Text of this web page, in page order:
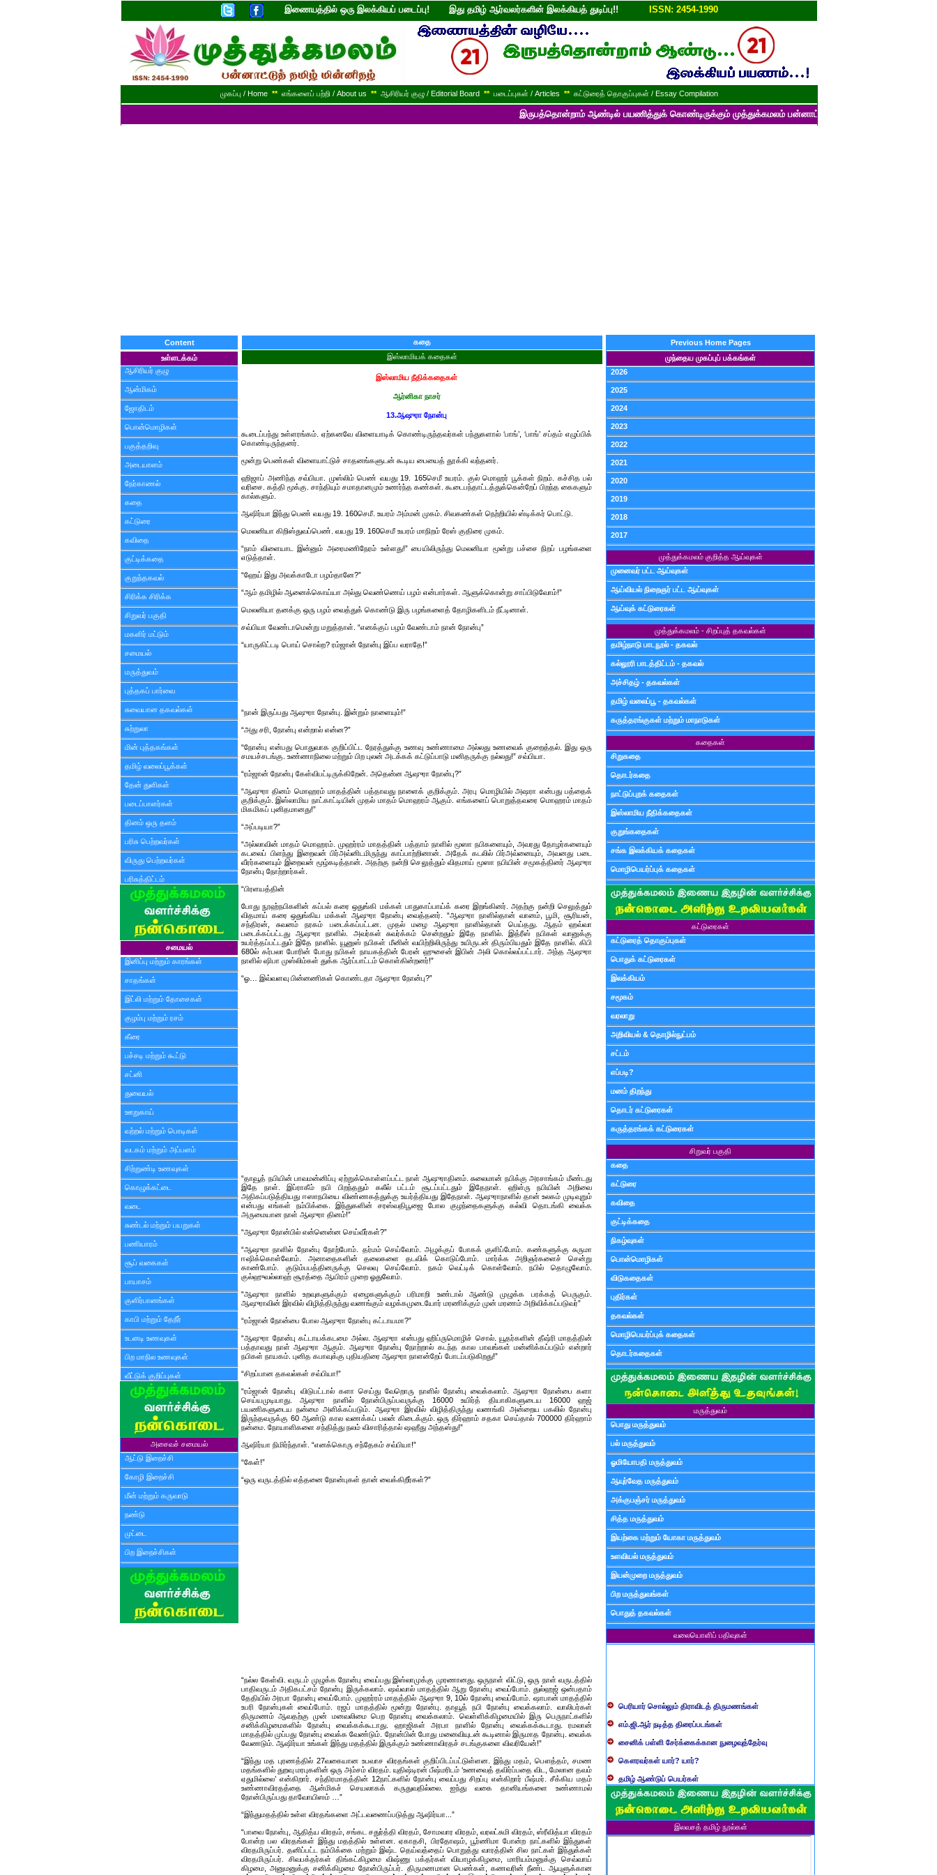
இணையத்தில் ஒரு இலக்கியப் படைப்பு! இது தமிழ் ஆர்வலர்களின் இலக்கியத் துடிப்பு!! ISSN: 2454-1990
முகப்பு / Home ** எங்களைப் பற்றி / About us ** ஆசிரியர் குழு / Editorial Board ** படைப்புகள் / Articles ** கட்டுரைத் தொகுப்புகள் / Essay Compilation
இருபத்தொன்றாம் ஆண்டில் பயணித்துக் கொண்டிருக்கும் முத்துக்கமலம் பன்னாட்டுத் தமிழ் மின்னிதழின்
Content
உள்ளடக்கம்
ஆசிரியர் குழு
ஆன்மிகம்
ஜோதிடம்
பொன்மொழிகள்
பகுத்தறிவு
அடையாளம்
நேர்காணல்
கதை
கட்டுரை
கவிதை
குட்டிக்கதை
குறுந்தகவல்
சிரிக்க சிரிக்க
சிறுவர் பகுதி
மகளிர் மட்டும்
சமையல்
மருத்துவம்
புத்தகப் பார்வை
சுவையான தகவல்கள்
சுற்றுலா
மின் புத்தகங்கள்
தமிழ் வலைப்பூக்கள்
தேன் துளிகள்
படைப்பாளர்கள்
தினம் ஒரு தளம்
பரிசு பெற்றவர்கள்
விருது பெற்றவர்கள்
பரிசுத்திட்டம்
சமையல்
இனிப்பு மற்றும் காரங்கள்
சாதங்கள்
இட்லி மற்றும் தோசைகள்
குழம்பு மற்றும் ரசம்
கீரை
பச்சடி மற்றும் கூட்டு
சட்னி
துவையல்
ஊறுகாய்
வற்றல் மற்றும் பொடிகள்
வடகம் மற்றும் அப்பளம்
சிற்றுண்டி உணவுகள்
கொழுக்கட்டை
வடை
சுண்டல் மற்றும் பயறுகள்
பணியாரம்
சூப் வகைகள்
பாயாசம்
குளிர்பானங்கள்
காபி மற்றும் தேநீர்
உடனடி உணவுகள்
பிற மாநில உணவுகள்
வீட்டுக் குறிப்புகள்
அசைவச் சமையல்
ஆட்டு இறைச்சி
கோழி இறைச்சி
மீன் மற்றும் கருவாடு
நண்டு
முட்டை
பிற இறைச்சிகள்
கதை
இஸ்லாமியக் கதைகள்
இஸ்லாமிய நீதிக்கதைகள்
ஆர்னிகா நாசர்
13.ஆஷுரா நோன்பு
கூடைப்பந்து உள்ளரங்கம். ஏற்கனவே விளையாடிக் கொண்டிருந்தவர்கள் பந்துகளால் ‘பாங்’, ‘பாங்’ சப்தம் எழுப்பிக்
கொண்டிருந்தனர்.
மூன்று பெண்கள் விளையாட்டுச் சாதனங்களுடன் கூடிய பையைத் தூக்கி வந்தனர்.
ஹிஜாப் அணிந்த சவ்பியா. முஸ்லிம் பெண் வயது 19. 165செமீ உயரம். குல் மொஹர் பூக்கள் நிறம். கச்சித பல்
வரிசை. கத்தி மூக்கு. சாந்தியும் சமாதானமும் உணர்ந்த கண்கள். கூடைபந்தாட்டத்துக்கென்றேப் பிறந்த கைகளும்
கால்களும்.
ஆஷிர்யா இந்து பெண் வயது 19. 160செமீ. உயரம் அம்மன் முகம். சிவகண்கள் நெற்றியில் ஸ்டிக்கர் பொட்டு.
மெலனியா கிறிஸ்துவப்பெண். வயது 19. 160செமீ உயரம் மாநிறம் ரேஸ் குதிரை முகம்.
“நாம் விளையாட இன்னும் அரைமணிநேரம் உள்ளது!” பையிலிருந்து மெலனியா மூன்று பச்சை நிறப் பழங்களை
எடுத்தாள்.
“ஹேய் இது அவக்காடோ பழம்தானே?”
“ஆம் தமிழில் ஆனைக்கொய்யா அல்து வெண்ணெய் பழம் என்பார்கள். ஆளுக்கொன்று சாப்பிடுவோம்!”
மெலனியா தனக்கு ஒரு பழம் வைத்துக் கொண்டு இரு பழங்களைத் தோழிகளிடம் நீட்டினாள்.
சவ்பியா வேண்டாமென்று மறுத்தாள். “எனக்குப் பழம் வேண்டாம் நான் நோன்பு”
“யாருகிட்டடி பொய் சொல்ற? ரம்ஜான் நோன்பு இப்ப வராதே!”
“நான் இருப்பது ஆஷுரா நோன்பு. இன்றும் நாளையும்!”
“அது சரி, நோன்பு என்றால் என்ன?”
“நோன்பு என்பது பொதுவாக குறிப்பிட்ட நேரத்துக்கு உணவு உண்ணாமை அல்லது உணவைக் குறைத்தல். இது ஒரு
சமயச்சடங்கு. உண்ணாநிலை மற்றும் பிற புலன் அடக்கக் கட்டுப்பாடு மனிதருக்கு நல்லது!” சவ்பியா.
“ரம்ஜான் நோன்பு கேள்விபட்டிருக்கிறேன். அதென்ன ஆஷுரா நோன்பு?”
“ஆஷுரா தினம் மொஹரம் மாதத்தின் பத்தாவது நாளைக் குறிக்கும். அரபு மொழியில் அஷரா என்பது பத்தைக்
குறிக்கும். இஸ்லாமிய நாட்காட்டியின் முதல் மாதம் மொஹரம் ஆகும். எங்களைப் பொறுத்தவரை மொஹரம் மாதம்
மிகமிகப் புனிதமானது!”
“அப்படியா?”
“அல்லாவின் மாதம் மொஹரம். முஹர்ரம் மாதத்தின் பத்தாம் நாளில் மூஸா நபிகளையும், அவரது தோழர்களையும்
கடலைப் பிளந்து இறைவன் பிர்அவ்னிடமிருந்து காப்பாற்றினான். அதேக் கடலில் பிர்அவ்னையும், அவனது படை
வீரர்களையும் இறைவன் மூழ்கடித்தான். அதற்கு நன்றி செலுத்தும் விதமாய் மூஸா நபியின் சமூகத்தினர் ஆஷுரா
நோன்பு நோற்றார்கள்.
“பிரளயத்தின்
போது நூஹ்நபிகளின் கப்பல் கரை ஒதுங்கி மக்கள் பாதுகாப்பாய்க் கரை இறங்கினர். அதற்கு நன்றி செலுத்தும்
விதமாய் கரை ஒதுங்கிய மக்கள் ஆஷுரா நோன்பு வைத்தனர். “ஆஷுரா நாளில்தான் வானம், பூமி, சூரியன்,
சந்திரன், சுவனம் நரகம் படைக்கப்பட்டன. முதல் மழை ஆஷுரா நாளில்தான் பெய்தது. ஆதம் ஹவ்வா
படைக்கப்பட்டது ஆஷுரா நாளில். அவர்கள் சுவர்க்கம் சென்றதும் இதே நாளில். இத்ரீஸ் நபிகள் வானுக்கு
உயர்த்தப்பட்டதும் இதே நாளில். யூனுஸ் நபிகள் மீனின் வயிற்றிலிருந்து உயிருடன் திரும்பியதும் இதே நாளில். கிபி
680ல் கர்பலா போரின் போது நபிகள் நாயகத்தின் பேரன் ஹுசைன் இபின் அலி கொல்லப்பட்டார். அந்த ஆஷுரா
நாளில் ஷிபா முஸ்லிம்கள் துக்க ஆர்ப்பாட்டம் கொள்கின்றனர்!”
“ஓ… இவ்வளவு பின்னணிகள் கொண்டதா ஆஷுரா நோன்பு?”
“தாவூத் நபியின் பாவமன்னிப்பு ஏற்றுக்கொள்ளப்பட்ட நாள் ஆஷுராதினம். சுலைமான் நபிக்கு அரசாங்கம் மீண்டது
இதே நாள். இப்ராகீம் நபி பிறந்ததும் கலீல் பட்டம் சூடப்பட்டதும் இதேநாள். ஹிள்ரு நபியின் அறிவை
அதிகப்படுத்தியது ஈஸாநபியை விண்ணகத்துக்கு உயர்த்தியது இதேநாள். ஆஷுராநாளில் தான் உலகம் முடிவுறும்
என்பது எங்கள் நம்பிக்கை. இந்துகளின் சரஸ்வதிபூஜை போல குழந்தைகளுக்கு கல்வி தொடங்கி வைக்க
அருமையான நாள் ஆஷுரா தினம்!”
“ஆஷுரா நோன்பில் என்னென்ன செய்வீர்கள்?”
“ஆஷுரா நாளில் நோன்பு நோற்போம். தர்மம் செய்வோம். அழுக்குப் போகக் குளிப்போம். கண்களுக்கு சுருமா
ஈஷிக்கொள்வோம். அனாதைகளின் தலைகளை தடவிக் கொடுப்போம். மார்க்க அறிஞர்களைச் சென்று
காண்போம். குடும்பபத்தினருக்கு செலவு செய்வோம். நகம் வெட்டிக் கொள்வோம். நபில் தொழுவோம்.
குல்ஹுவல்லாஹ் சூரத்தை ஆயிரம் முறை ஓதுவோம்.
“ஆஷுரா நாளில் உறவுகளுக்கும் ஏழைகளுக்கும் பரிமாறி உண்டால் ஆண்டு முழுக்க பரக்கத் பெருகும்.
ஆஷுராவின் இரவில் விழித்திருந்து வணங்கும் வழக்கமுடையோர் மரணிக்கும் முன் மரணம் அறிவிக்கப்படுவர்”
“ரம்ஜான் நோன்பை போல ஆஷுரா நோன்பு கட்டாயமா?”
“ஆஷுரா நோன்பு கட்டாயக்கடமை அல்ல. ஆஷுரா என்பது ஹிப்ருமொழிச் சொல். யூதர்களின் தீஷ்ரி மாதத்தின்
பத்தாவது நாள் ஆஷுரா ஆகும். ஆஷுரா நோன்பு நோற்றால் கடந்த கால பாவங்கள் மன்னிக்கப்படும் என்றார்
நபிகள் நாயகம். புனித கபாவுக்கு புதியதிரை ஆஷுரா நாளன்றேப் போடப்படுகிறது!”
“சிறப்பான தகவல்கள் சவ்பியா!”
“ரம்ஜான் நோன்பு விடுபட்டால் களா செய்து வேறொரு நாளில் நோன்பு வைக்கலாம். ஆஷுரா நோன்பை களா
செய்யமுடியாது. ஆஷுரா நாளில் நோன்பிருப்பவருக்கு 16000 உயிர்த் தியாகிகளுடைய 16000 ஹஜ்
பயணிகளுடைய நன்மை அளிக்கப்படும். ஆஷுரா இரவில் விழித்திருந்து வணங்கி அன்றைய பகலில் நோன்பு
இருந்தவருக்கு 60 ஆண்டு கால வணக்கப் பலன் கிடைக்கும். ஒரு திர்ஹாம் சதகா செய்தால் 700000 திர்ஹாம்
நன்மை. நோயாளிகளை சந்தித்து நலம் விசாரித்தால் ஷஹீது அந்தஸ்து!”
ஆஷிர்யா நிமிர்ந்தாள். “எனக்கொரு சந்தேகம் சவ்பியா!”
“கேள்!”
“ஒரு வருடத்தில் எத்தனை நோன்புகள் தான் வைக்கிறீர்கள்?”
“நல்ல கேள்வி. வருடம் முழுக்க நோன்பு வைப்பது இஸ்லாமுக்கு முரணானது. ஒருநாள் விட்டு, ஒரு நாள் வருடத்தில்
பாதிவருடம் அதிகபட்சம் நோன்பு இருக்கலாம். ஷவ்வால் மாதத்தில் ஆறு நோன்பு வைப்போம். துல்ஹஜ் ஒன்பதாம்
தேதியில் அரபா நோன்பு வைப்போம். முஹர்ரம் மாதத்தில் ஆஷுரா 9, 10ல் நோன்பு வைப்போம். ஷாபான் மாதத்தில்
உபரி நோன்புகள் வைப்போம். ரஜப் மாதத்தில் மூன்று நோன்பு. தாவூத் நபி நோன்பு வைக்கலாம். வாலிபர்கள்
திருமணம் ஆவதற்கு முன் மனவலிமை பெற நோன்பு வைக்கலாம். வெள்ளிக்கிழமையில் இரு பெருநாட்களில்
சனிக்கிழமைகளில் நோன்பு வைக்கக்கூடாது. ஹாஜிகள் அரபா நாளில் நோன்பு வைக்கக்கூடாது. ரமலான்
மாதத்தில் முப்பது நோன்பு வைக்க வேண்டும். நோன்பின் போது மனைவியுடன் கூடினால் இருமாத நோன்பு. வைக்க
வேணடும். ஆஷிர்யா உங்கள் இந்து மதத்தில் இருக்கும் உண்ணாவிரதச் சடங்குகளை விவரியேன்!”
“இந்து மத புரணத்தில் 27வகையான உபவாச விரதங்கள் குறிப்பிடப்பட்டுள்ளன. இந்து மதம், பௌத்தம், சமண
மதங்களில் துறவு மரபுகளின் ஒரு அம்சம் விரதம். யுதிஷ்டிரன் பீஷ்மரிடம் ‘உணவைத் தவிர்ப்பதை விட, மேலான தவம்
ஏதுமில்லை’ என்கிறார். சந்திரமாதத்தின் 12நாட்களில் நோன்பு வைப்பது சிறப்பு என்கிறார் பீஷ்மர். சீக்கிய மதம்
உண்ணாவிரதத்தை ஆன்மிகச் செயலாகக் கருதுவதில்லை. ஐந்து வகை தானியங்களை உண்ணாமல்
நோன்பிருப்பது தாவோயிஸம் …”
“இந்துமதத்தில் உள்ள விரதங்களை அட்டவணைப்படுத்து ஆஷிர்யா...”
“பாவை நோன்பு, ஆதித்ய விரதம், சங்கட சதுர்த்தி விரதம், சோமவார விரதம், வரலட்சுமி விரதம், ஸ்ரீவித்யா விரதம்
போன்ற பல விரதங்கள் இந்து மதத்தில் உள்ளன. ஏகாதசி, பிரதோஷம், பூர்ணிமா போன்ற நாட்களில் இந்துகள்
விரதமிருப்பர். தனிப்பட்ட நம்பிக்கை மற்றும் இஷ்ட தெய்வத்தைப் பொறுத்து வாரத்தின் சில நாட்கள் இந்துக்கள்
விரதமிருப்பர். சிவபக்தர்கள் திங்கட்கிழமை விஷ்ணு பக்தர்கள் வியாழக்கிழமை, மாரியம்மனுக்கு செவ்வாய்
கிழமை, அனுமனுக்கு சனிக்கிழமை நோன்பிருப்பர். திருமணமான பெண்கள், கணவரின் நீண்ட ஆயுளுக்கான
Previous Home Pages
முந்தைய முகப்புப் பக்கங்கள்
2026
2025
2024
2023
2022
2021
2020
2019
2018
2017
முத்துக்கமலம் குறித்த ஆய்வுகள்
முனைவர் பட்ட ஆய்வுகள்
ஆய்வியல் நிறைஞர் பட்ட ஆய்வுகள்
ஆய்வுக் கட்டுரைகள்
முத்துக்கமலம் - சிறப்புத் தகவல்கள்
தமிழ்நாடு பாடநூல் - தகவல்
கல்லூரி பாடத்திட்டம் - தகவல்
அச்சிதழ் - தகவல்கள்
தமிழ் வலைப்பூ - தகவல்கள்
கருத்தரங்குகள் மற்றும் மாநாடுகள்
கதைகள்
சிறுகதை
தொடர்கதை
நாட்டுப்புறக் கதைகள்
இஸ்லாமிய நீதிக்கதைகள்
குறுங்கதைகள்
சங்க இலக்கியக் கதைகள்
மொழிபெயர்ப்புக் கதைகள்
கட்டுரைகள்
கட்டுரைத் தொகுப்புகள்
பொதுக் கட்டுரைகள்
இலக்கியம்
சமூகம்
வரலாறு
அறிவியல் & தொழில்நுட்பம்
சட்டம்
எப்படி?
மனம் திறந்து
தொடர் கட்டுரைகள்
கருத்தரங்கக் கட்டுரைகள்
சிறுவர் பகுதி
கதை
கட்டுரை
கவிதை
குட்டிக்கதை
நிகழ்வுகள்
பொன்மொழிகள்
விடுகதைகள்
புதிர்கள்
தகவல்கள்
மொழிபெயர்ப்புக் கதைகள்
தொடர்கதைகள்
மருத்துவம்
பொது மருத்துவம்
பல் மருத்துவம்
ஓமியோபதி மருத்துவம்
ஆயுர்வேத மருத்துவம்
அக்குபஞ்சர் மருத்துவம்
சித்த மருத்துவம்
இயற்கை மற்றும் யோகா மருத்துவம்
உளவியல் மருத்துவம்
இயன்முறை மருத்துவம்
பிற மருத்துவங்கள்
பொதுத் தகவல்கள்
வலையொளிப் பதிவுகள்
எம்.ஜி.ஆர் நடித்த திரைப்படங்கள்
சைனிக் பள்ளி சேர்க்கைக்கான நுழைவுத்தேர்வு
கௌரவர்கள் யார்? யார்?
தமிழ் ஆண்டுப் பெயர்கள்
பிள்ளையார் சுழி வந்தது எப்படி?
வருவது போவது, வந்தால் போகாது, போனால் வராது...?
பண்டைய படைப் பெயர்கள்
ஸ்ரீ அன்னை உணர்த்திய மலர்கள்
இலவசத் தமிழ் நூல்கள்